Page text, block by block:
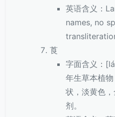
英语含义：
names, no
莨
字面含义：
年生草本植
状，淡黄色
剂。